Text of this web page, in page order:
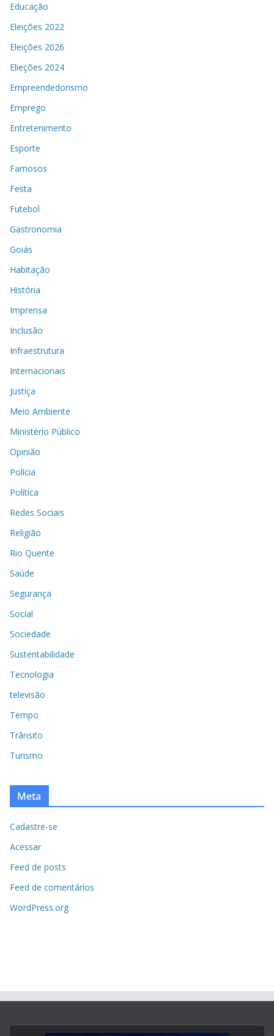
Educação
Eleições 2022
Eleições 2026
Elieções 2024
Empreendedorismo
Emprego
Entretenimento
Esporte
Famosos
Festa
Futebol
Gastronomia
Goiás
Habitação
História
Imprensa
Inclusão
Infraestrutura
Internacionais
Justiça
Meio Ambiente
Ministério Público
Opinião
Polícia
Política
Redes Sociais
Religião
Rio Quente
Saúde
Segurança
Social
Sociedade
Sustentabilidade
Tecnologia
televisão
Tempo
Trânsito
Turismo
Meta
Cadastre-se
Acessar
Feed de posts
Feed de comentários
WordPress.org